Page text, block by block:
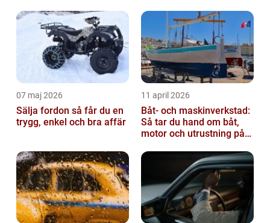
07 maj 2026
Sälja fordon så får du en
trygg, enkel och bra affär
11 april 2026
Båt- och maskinverkstad:
Så tar du hand om båt,
motor och utrustning på